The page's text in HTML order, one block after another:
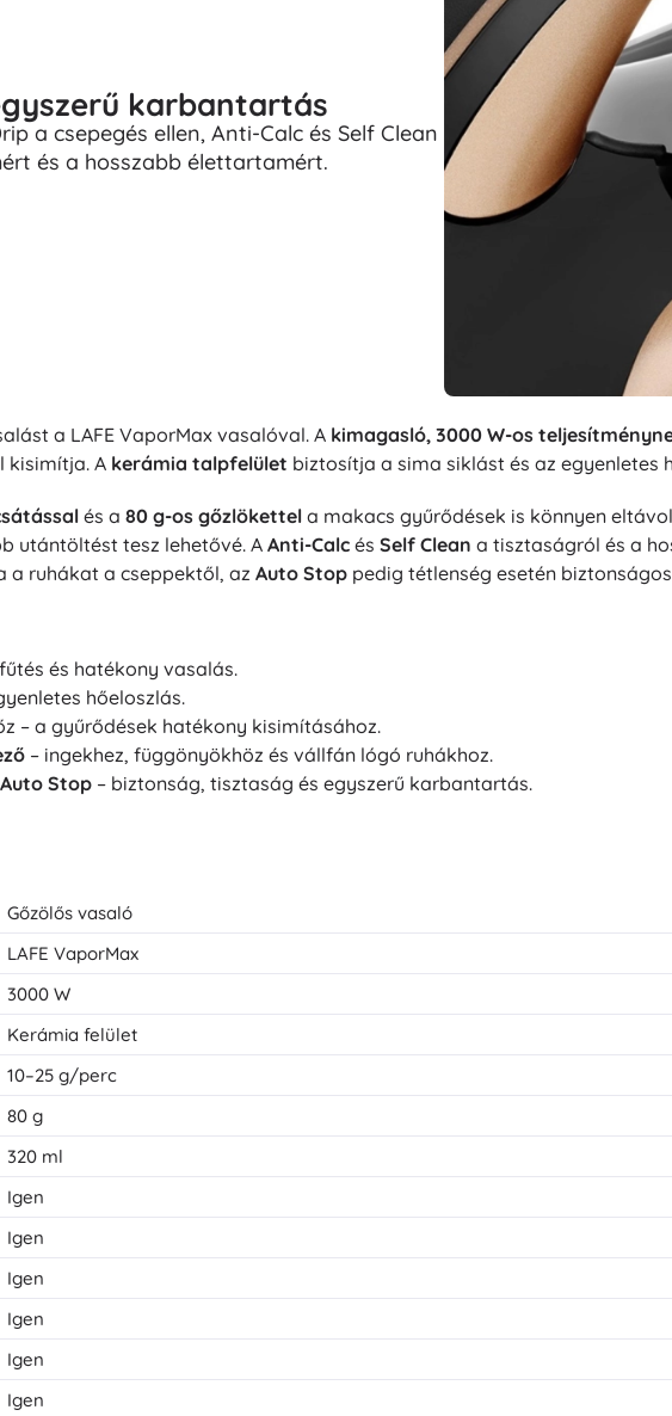
karbantartás
a csepegés ellen, Anti-Calc és Self Clean
és a hosszabb élettartamért.
a LAFE VaporMax vasalóval. A kimagasló, 3000 W-os
kisimítja. A kerámia talpfelület biztosítja a sima siklást és az
és a 80 g-os gőzlökettel a makacs gyűrődések is könnyen
utántöltést tesz lehetővé. A Anti-Calc és Self Clean a tisztaságról és a
a ruhákat a cseppektől, az Auto Stop pedig tétlenség esetén
és hatékony vasalás.
hőeloszlás.
– a gyűrődések hatékony kisimításához.
– ingekhez, függönyökhöz és vállfán lógó ruhákhoz.
Stop – biztonság, tisztaság és egyszerű karbantartás.
Gőzölős vasaló
LAFE VaporMax
3000 W
Kerámia felület
10–25 g/perc
80 g
320 ml
Igen
Igen
Igen
Igen
Igen
Igen